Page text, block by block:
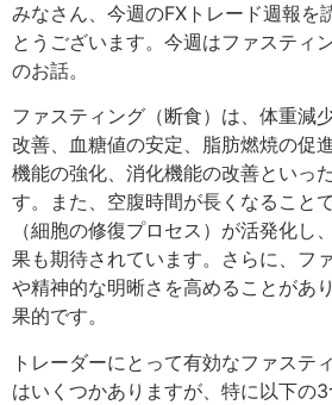
みなさん、今週のFXトレード週報を
とうございます。今週はファスティ
のお話。
ファスティング（断食）は、体重減
改善、血糖値の安定、脂肪燃焼の促
機能の強化、消化機能の改善といっ
す。また、空腹時間が長くなることで
（細胞の修復プロセス）が活発化し
果も期待されています。さらに、フ
や精神的な明晰さを高めることがあ
果的です。
トレーダーにとって有効なファステ
はいくつかありますが、特に以下の